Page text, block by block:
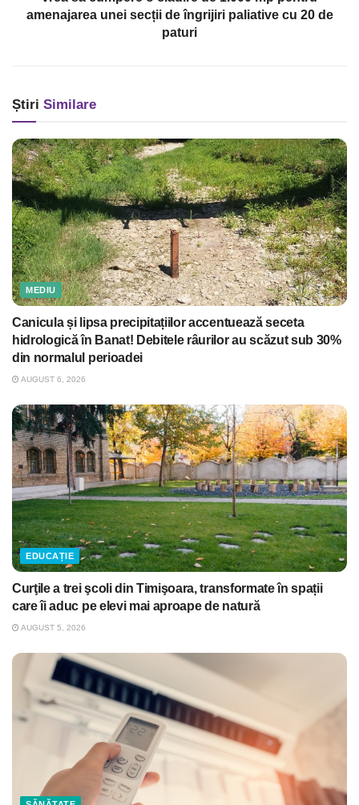
amenajarea unei secții de îngrijiri paliative cu 20 de
paturi
Știri Similare
MEDIU
Canicula și lipsa precipitațiilor accentuează seceta
hidrologică în Banat! Debitele râurilor au scăzut sub 30%
din normalul perioadei
AUGUST 6, 2026
EDUCAȚIE
Curţile a trei şcoli din Timişoara, transformate în spații
care îi aduc pe elevi mai aproape de natură
AUGUST 5, 2026